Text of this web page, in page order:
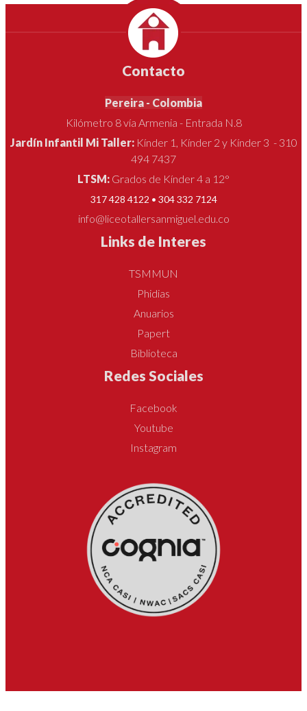
Contacto
Pereira - Colombia
Kilómetro 8 vía Armenia - Entrada N.8
Jardín Infantil Mi Taller: Kínder 1, Kínder 2 y Kínder 3 - 310
494 7437
LTSM: Grados de Kínder 4 a 12°
317 428 4122 • 304 332 7124
info@liceotallersanmiguel.edu.co
Links de Interes
TSMMUN
Phidias
Anuarios
Papert
Biblioteca
Redes Sociales
Facebook
Youtube
Instagram